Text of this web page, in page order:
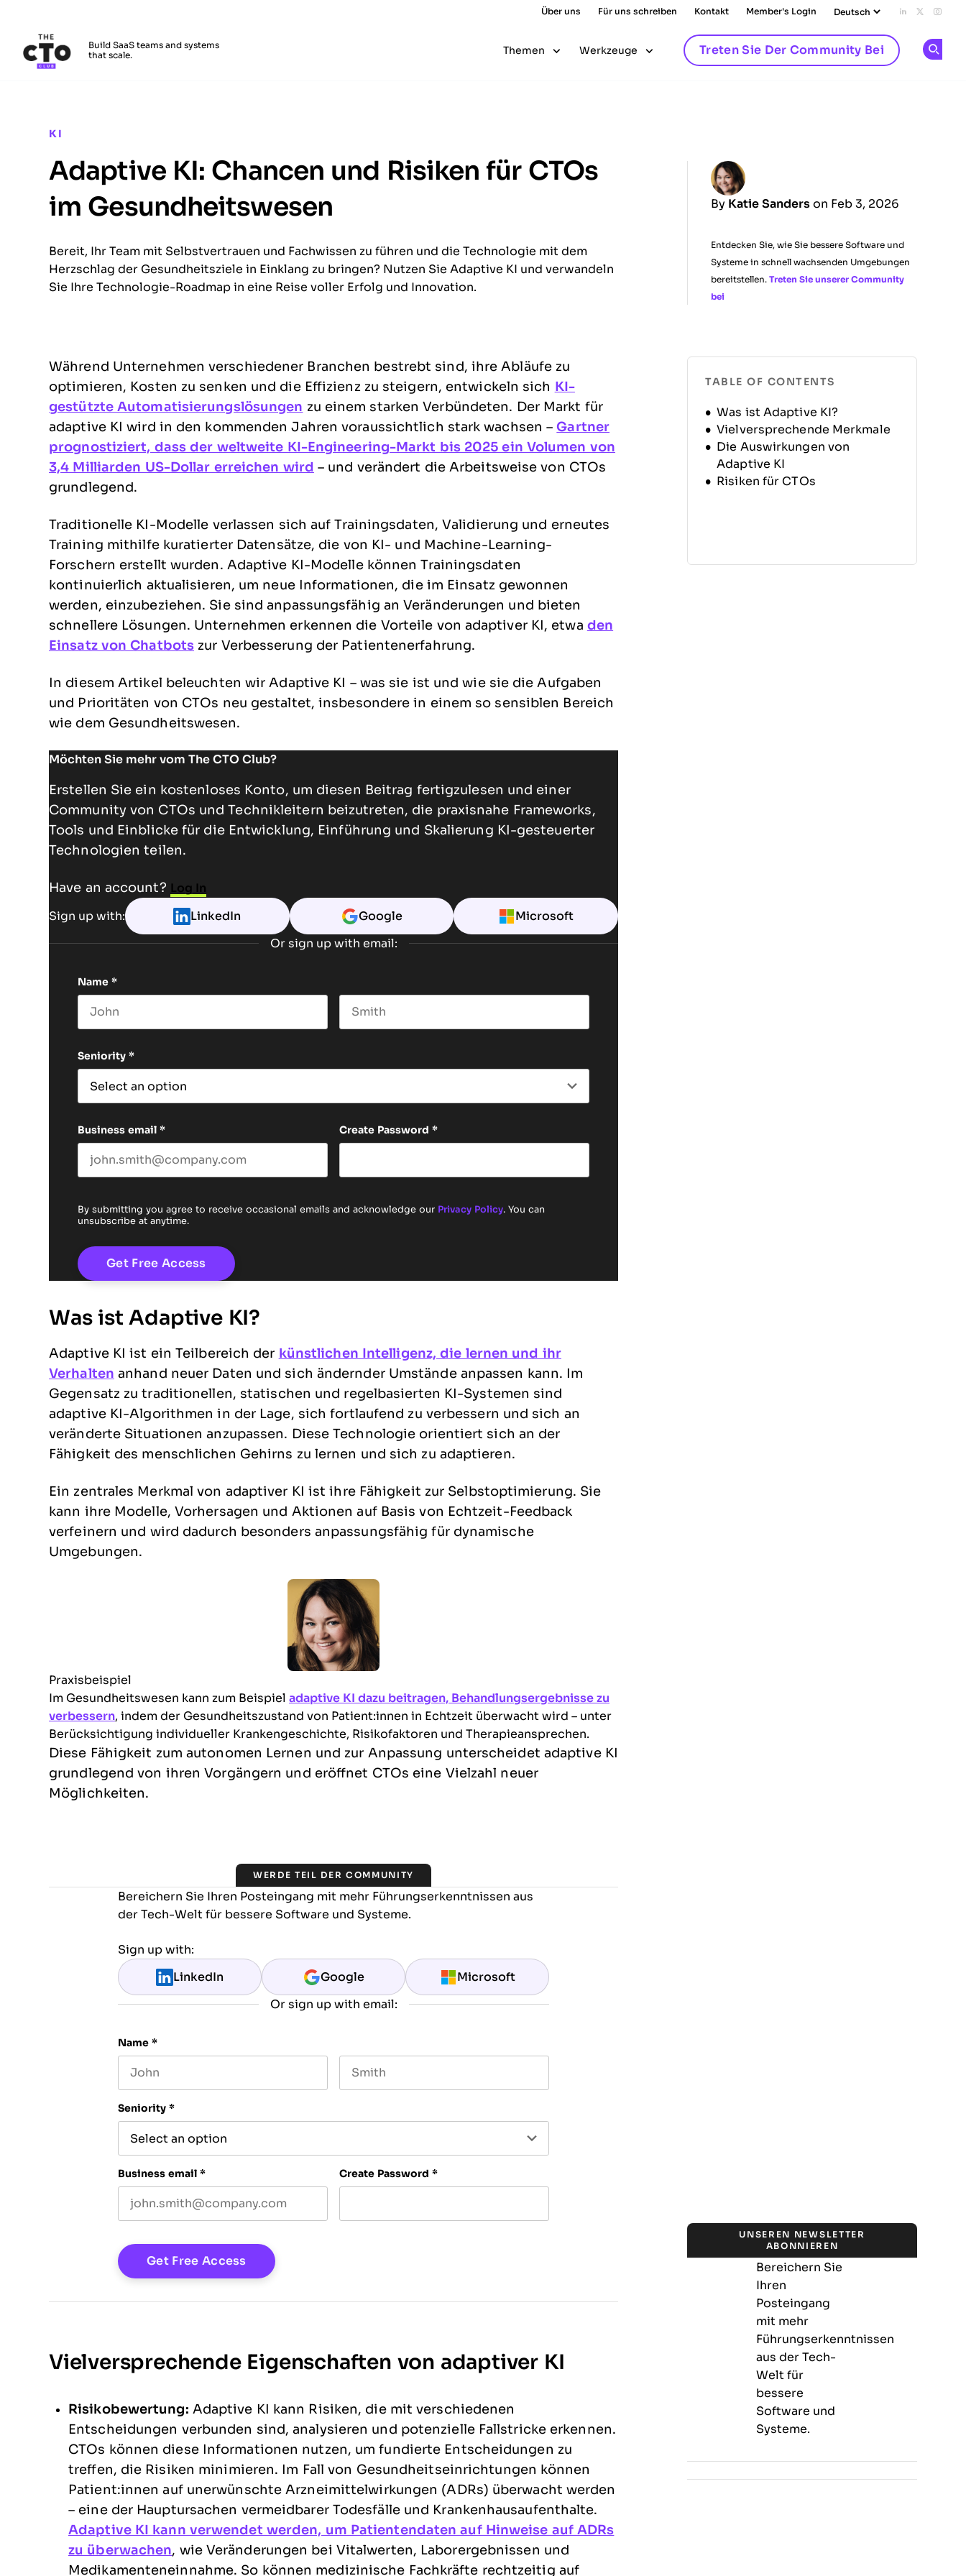
Über uns Für uns schreiben Kontakt Member's Login Add us on
Follow
Build SaaS teams and systems
that scale.
Themen Werkzeuge Treten Sie Der Community Bei
KI
Adaptive KI: Chancen und Risiken für CTOs
im Gesundheitswesen
By Katie Sanders on Feb 3, 2026
Entdecken Sie, wie Sie bessere Software und
Systeme in schnell wachsenden Umgebungen
bereitstellen. Treten Sie unserer Community
bei
Bereit, Ihr Team mit Selbstvertrauen und Fachwissen zu führen und die Technologie mit dem
Herzschlag der Gesundheitsziele in Einklang zu bringen? Nutzen Sie Adaptive KI und verwandeln
Sie Ihre Technologie-Roadmap in eine Reise voller Erfolg und Innovation.
Während Unternehmen verschiedener Branchen bestrebt sind, ihre Abläufe zu
optimieren, Kosten zu senken und die Effizienz zu steigern, entwickeln sich KI-
gestützte Automatisierungslösungen zu einem starken Verbündeten. Der Markt für
adaptive KI wird in den kommenden Jahren voraussichtlich stark wachsen –Gartner
prognostiziert, dass der weltweite KI-Engineering-Markt bis 2025 ein Volumen von
3,4 Milliarden US-Dollar erreichen wird – und verändert die Arbeitsweise von CTOs
grundlegend.
Traditionelle KI-Modelle verlassen sich auf Trainingsdaten, Validierung und erneutes
Training mithilfe kuratierter Datensätze, die von KI- und Machine-Learning-
Forschern erstellt wurden. Adaptive KI-Modelle können Trainingsdaten
kontinuierlich aktualisieren, um neue Informationen, die im Einsatz gewonnen
werden, einzubeziehen. Sie sind anpassungsfähig an Veränderungen und bieten
schnellere Lösungen. Unternehmen erkennen die Vorteile von adaptiver KI, etwa den
Einsatz von Chatbots zur Verbesserung der Patientenerfahrung.
In diesem Artikel beleuchten wir Adaptive KI – was sie ist und wie sie die Aufgaben
und Prioritäten von CTOs neu gestaltet, insbesondere in einem so sensiblen Bereich
wie dem Gesundheitswesen.
Möchten Sie mehr vom The CTO Club?
Erstellen Sie ein kostenloses Konto, um diesen Beitrag fertigzulesen und einer
Community von CTOs und Technikleitern beizutreten, die praxisnahe Frameworks,
Tools und Einblicke für die Entwicklung, Einführung und Skalierung KI-gesteuerter
Technologien teilen.
Have an account? Log In
Sign up with: LinkedIn Google Microsoft
Or sign up with email:
Name *
Seniority *
Business email * Create Password *
By submitting you agree to receive occasional emails and acknowledge our Privacy Policy. You can
unsubscribe at anytime.
Was ist Adaptive KI?
Adaptive KI ist ein Teilbereich der künstlichen Intelligenz, die lernen und ihr
Verhalten anhand neuer Daten und sich ändernder Umstände anpassen kann. Im
Gegensatz zu traditionellen, statischen und regelbasierten KI-Systemen sind
adaptive KI-Algorithmen in der Lage, sich fortlaufend zu verbessern und sich an
veränderte Situationen anzupassen. Diese Technologie orientiert sich an der
Fähigkeit des menschlichen Gehirns zu lernen und sich zu adaptieren.
Ein zentrales Merkmal von adaptiver KI ist ihre Fähigkeit zur Selbstoptimierung. Sie
kann ihre Modelle, Vorhersagen und Aktionen auf Basis von Echtzeit-Feedback
verfeinern und wird dadurch besonders anpassungsfähig für dynamische
Umgebungen.
Praxisbeispiel
Im Gesundheitswesen kann zum Beispiel adaptive KI dazu beitragen, Behandlungsergebnisse zu
verbessern, indem der Gesundheitszustand von Patient:innen in Echtzeit überwacht wird – unter
Berücksichtigung individueller Krankengeschichte, Risikofaktoren und Therapieansprechen.
Diese Fähigkeit zum autonomen Lernen und zur Anpassung unterscheidet adaptive KI
grundlegend von ihren Vorgängern und eröffnet CTOs eine Vielzahl neuer
Möglichkeiten.
WERDE TEIL DER COMMUNITY
Bereichern Sie Ihren Posteingang mit mehr Führungserkenntnissen aus
der Tech-Welt für bessere Software und Systeme.
Sign up with:
LinkedIn Google Microsoft
Or sign up with email:
Name *
Seniority *
Business email * Create Password *
Vielversprechende Eigenschaften von adaptiver KI
Risikobewertung: Adaptive KI kann Risiken, die mit verschiedenen
Entscheidungen verbunden sind, analysieren und potenzielle Fallstricke erkennen.
CTOs können diese Informationen nutzen, um fundierte Entscheidungen zu
treffen, die Risiken minimieren. Im Fall von Gesundheitseinrichtungen können
Patient:innen auf unerwünschte Arzneimittelwirkungen (ADRs) überwacht werden
– eine der Hauptursachen vermeidbarer Todesfälle und Krankenhausaufenthalte.
Adaptive KI kann verwendet werden, um Patientendaten auf Hinweise auf ADRs
zu überwachen, wie Veränderungen bei Vitalwerten, Laborergebnissen und
Medikamenteneinnahme. So können medizinische Fachkräfte rechtzeitig auf
TABLE OF CONTENTS
Was ist Adaptive KI?
Vielversprechende Merkmale
Die Auswirkungen von
Adaptive KI
Risiken für CTOs
UNSEREN NEWSLETTER
ABONNIEREN
Bereichern Sie
Ihren
Posteingang
mit mehr
Führungserkenntnissen
aus der Tech-
Welt für
bessere
Software und
Systeme.